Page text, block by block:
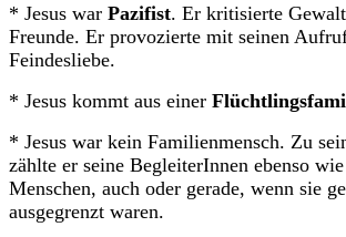
* Jesus war Pazifist. Er kritisierte
Freunde. Er provozierte mit seinen
Feindesliebe.
* Jesus kommt aus einer
* Jesus war kein Familienmensch. Zu
zählte er seine BegleiterInnen ebenso
Menschen, auch oder gerade, wenn sie
ausgegrenzt waren.